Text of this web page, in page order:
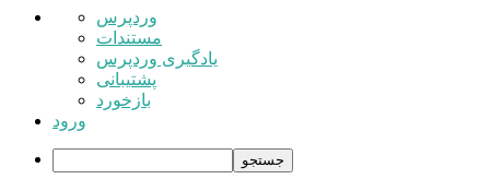
درباره
وردپرس
وردپرس
مستندات
یادگیری وردپرس
پشتیبانی
بازخورد
ورود
جستجو